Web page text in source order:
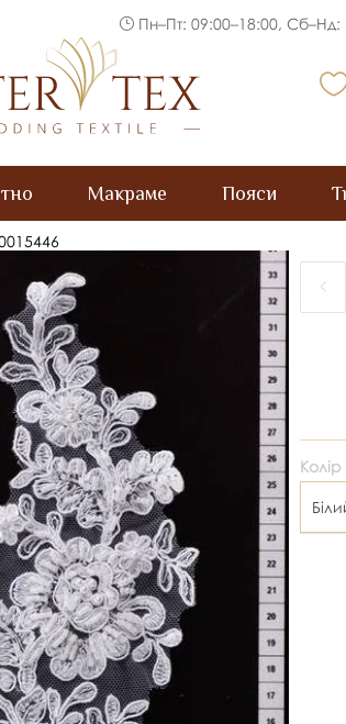
Пн–Пт: 09:00–18:00, Сб–Нд:
Макраме Пояси
Колір